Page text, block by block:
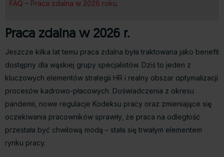
FAQ – Praca zdalna w 2026 roku
Praca zdalna w 2026 r.
Jeszcze kilka lat temu praca zdalna była traktowana jako benefit
dostępny dla wąskiej grupy specjalistów. Dziś to jeden z
kluczowych elementów strategii HR i realny obszar optymalizacji
procesów kadrowo-płacowych. Doświadczenia z okresu
pandemii, nowe regulacje Kodeksu pracy oraz zmieniające się
oczekiwania pracowników sprawiły, że praca na odległość
przestała być chwilową modą – stała się trwałym elementem
rynku pracy.